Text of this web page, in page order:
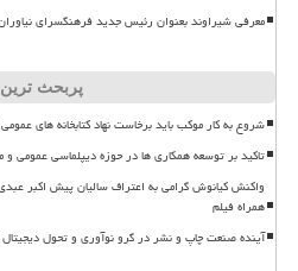
معرفی شیراوند بعنوان رئیس جدید فرهنگسرای
پربحث ترین
شروع به کار موکب باید برخاست نهاد کتابخانه های
تاکید بر توسعه همکاری ها در حوزه دیپلماسی عمومی
واکنش کیانوش گرامی به اعتراف سالیان پیش اکبر
همراه فیلم
آینده صنعت چاپ و نشر در گرو نوآوری و تحول